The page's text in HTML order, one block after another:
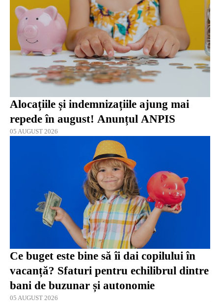
Alocațiile și indemnizațiile ajung mai
repede în august! Anunțul ANPIS
05 AUGUST 2026
Ce buget este bine să îi dai copilului în
vacanță? Sfaturi pentru echilibrul dintre
bani de buzunar și autonomie
05 AUGUST 2026